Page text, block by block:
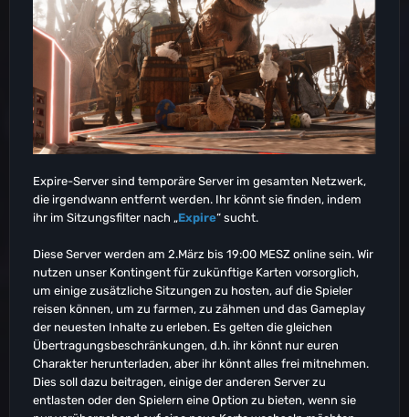
Expire-Server sind temporäre Server im gesamten Netzwerk,
die irgendwann entfernt werden. Ihr könnt sie finden, indem
ihr im Sitzungsfilter nach „Expire“ sucht.
Diese Server werden am 2.März bis 19:00 MESZ online sein. Wir
nutzen unser Kontingent für zukünftige Karten vorsorglich,
um einige zusätzliche Sitzungen zu hosten, auf die Spieler
reisen können, um zu farmen, zu zähmen und das Gameplay
der neuesten Inhalte zu erleben. Es gelten die gleichen
Übertragungsbeschränkungen, d.h. ihr könnt nur euren
Charakter herunterladen, aber ihr könnt alles frei mitnehmen.
Dies soll dazu beitragen, einige der anderen Server zu
entlasten oder den Spielern eine Option zu bieten, wenn sie